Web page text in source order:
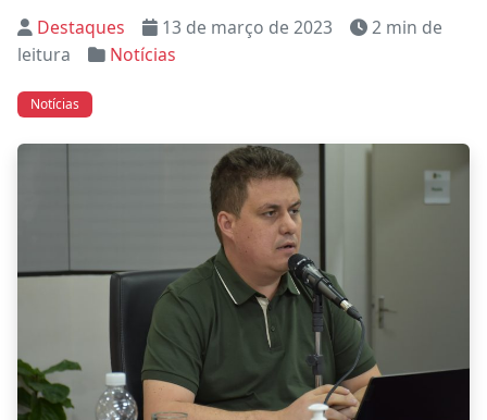
Destaques 13 de março de 2023
2 min de
leitura
Notícias
Notícias